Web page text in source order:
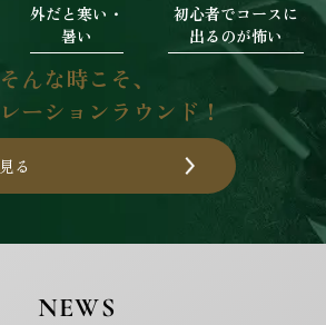
外だと寒い・
暑い
初心者でコースに
出るのが怖い
そんな時こそ、
ーションラウンド！
る
NEWS